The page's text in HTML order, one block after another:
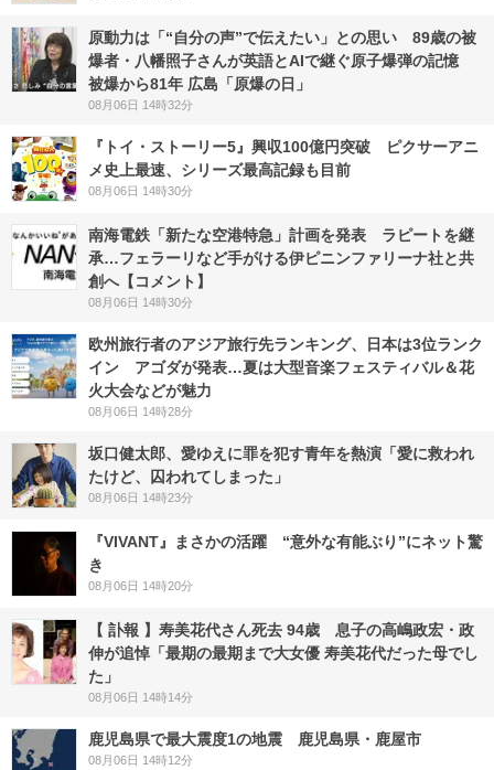
原動力は「“自分の声”で伝えたい」との思い 89歳の被
爆者・八幡照子さんが英語とAIで継ぐ原子爆弾の記憶
被爆から81年 広島「原爆の日」
08月06日 14時32分
『トイ・ストーリー5』興収100億円突破 ピクサーアニ
メ史上最速、シリーズ最高記録も目前
08月06日 14時30分
南海電鉄「新たな空港特急」計画を発表 ラピートを継
承…フェラーリなど手がける伊ピニンファリーナ社と共
創へ【コメント】
08月06日 14時30分
欧州旅行者のアジア旅行先ランキング、日本は3位ランク
イン アゴダが発表…夏は大型音楽フェスティバル＆花
火大会などが魅力
08月06日 14時28分
坂口健太郎、愛ゆえに罪を犯す青年を熱演「愛に救われ
たけど、囚われてしまった」
08月06日 14時23分
『VIVANT』まさかの活躍 “意外な有能ぶり”にネット驚
き
08月06日 14時20分
【 訃報 】寿美花代さん死去 94歳 息子の高嶋政宏・政
伸が追悼「最期の最期まで大女優 寿美花代だった母でし
た」
08月06日 14時14分
鹿児島県で最大震度1の地震 鹿児島県・鹿屋市
08月06日 14時12分